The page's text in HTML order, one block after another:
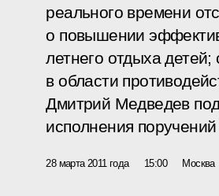
реального времени
о повышении
летнего отдыха
в области
Дмитрий Медведев
исполнения
28 марта 2011 года 15:00 Москва